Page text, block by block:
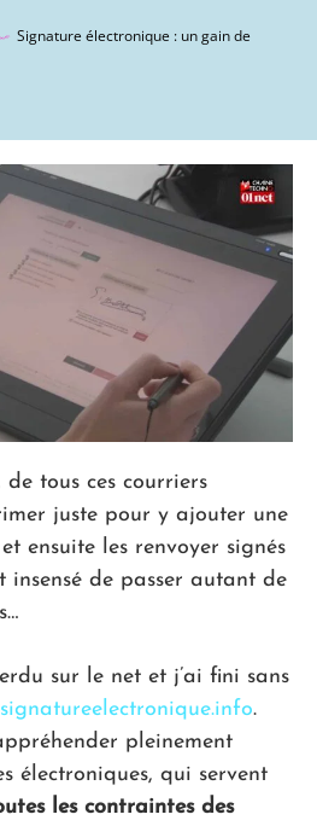
Signature électronique : un gain de
de tous ces courriers
juste pour y ajouter une
ensuite les renvoyer signés
insensé de passer autant de
sur le net et j’ai fini sans
signatureelectronique.info.
pleinement
électroniques, qui servent
les contraintes des